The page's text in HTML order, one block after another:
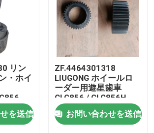
リン
・ホイ
、
、
スミッ
を送信
ZF.4464301318
LIUGONG ホイールロ
ーダー用遊星歯車
CLG856 / CLG856H
CLG862 / CLG862H
CLG870 / CLG870H
CLG50D トランスミッ
お問い合わせを送信